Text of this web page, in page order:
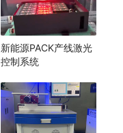
新能源PACK产线激光
控制系统